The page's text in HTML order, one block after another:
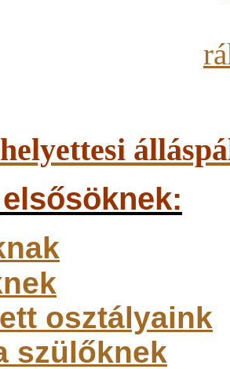
k
osztályaink
szülőknek